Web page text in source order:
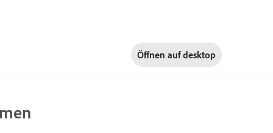
Öffnen aufdesktop